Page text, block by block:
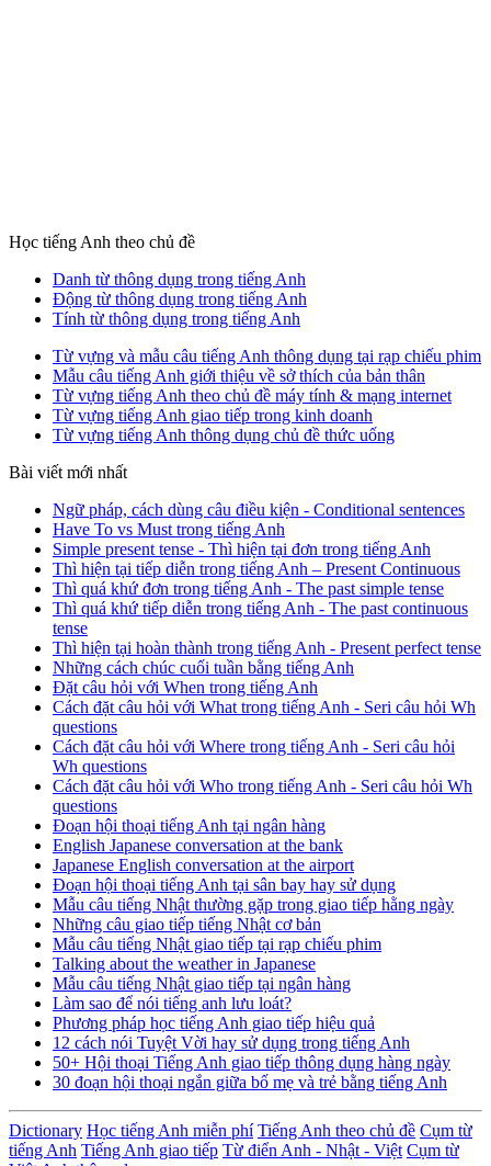
Học tiếng Anh theo chủ đề
Danh từ thông dụng trong tiếng Anh
Động từ thông dụng trong tiếng Anh
Tính từ thông dụng trong tiếng Anh
Từ vựng và mẫu câu tiếng Anh thông dụng tại rạp chiếu phim
Mẫu câu tiếng Anh giới thiệu về sở thích của bản thân
Từ vựng tiếng Anh theo chủ đề máy tính & mạng internet
Từ vựng tiếng Anh giao tiếp trong kinh doanh
Từ vựng tiếng Anh thông dụng chủ đề thức uống
Bài viết mới nhất
Ngữ pháp, cách dùng câu điều kiện - Conditional sentences
Have To vs Must trong tiếng Anh
Simple present tense - Thì hiện tại đơn trong tiếng Anh
Thì hiện tại tiếp diễn trong tiếng Anh – Present Continuous
Thì quá khứ đơn trong tiếng Anh - The past simple tense
Thì quá khứ tiếp diễn trong tiếng Anh - The past continuous
tense
Thì hiện tại hoàn thành trong tiếng Anh - Present perfect tense
Những cách chúc cuối tuần bằng tiếng Anh
Đặt câu hỏi với When trong tiếng Anh
Cách đặt câu hỏi với What trong tiếng Anh - Seri câu hỏi Wh
questions
Cách đặt câu hỏi với Where trong tiếng Anh - Seri câu hỏi
Wh questions
Cách đặt câu hỏi với Who trong tiếng Anh - Seri câu hỏi Wh
questions
Đoạn hội thoại tiếng Anh tại ngân hàng
English Japanese conversation at the bank
Japanese English conversation at the airport
Đoạn hội thoại tiếng Anh tại sân bay hay sử dụng
Mẫu câu tiếng Nhật thường gặp trong giao tiếp hằng ngày
Những câu giao tiếp tiếng Nhật cơ bản
Mẫu câu tiếng Nhật giao tiếp tại rạp chiếu phim
Talking about the weather in Japanese
Mẫu câu tiếng Nhật giao tiếp tại ngân hàng
Làm sao để nói tiếng anh lưu loát?
Phương pháp học tiếng Anh giao tiếp hiệu quả
12 cách nói Tuyệt Vời hay sử dụng trong tiếng Anh
50+ Hội thoại Tiếng Anh giao tiếp thông dụng hàng ngày
30 đoạn hội thoại ngắn giữa bố mẹ và trẻ bằng tiếng Anh
Dictionary Học tiếng Anh miễn phí Tiếng Anh theo chủ đề Cụm từ
tiếng Anh Tiếng Anh giao tiếp Từ điển Anh - Nhật - Việt Cụm từ